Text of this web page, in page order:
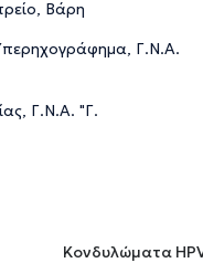
Βάρη
Γ.Ν.Α.
Γ.Ν.Α. "Γ.
Κονδυλώματα